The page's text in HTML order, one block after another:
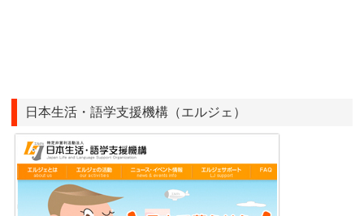
日本生活・語学支援機構（エルジェ）